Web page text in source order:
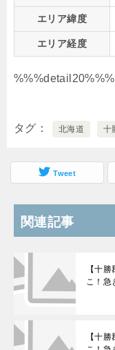
エリア緯度
エリア経度
%%%detail20%%%
タグ 北海道 十
Tweet
関連記事
【十
こ！急
【十